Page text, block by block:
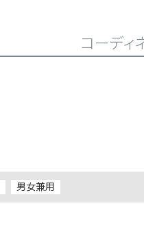
コーディ
男女兼用